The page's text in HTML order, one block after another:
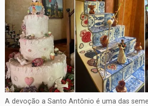
A devoção a Santo Antônio é uma das